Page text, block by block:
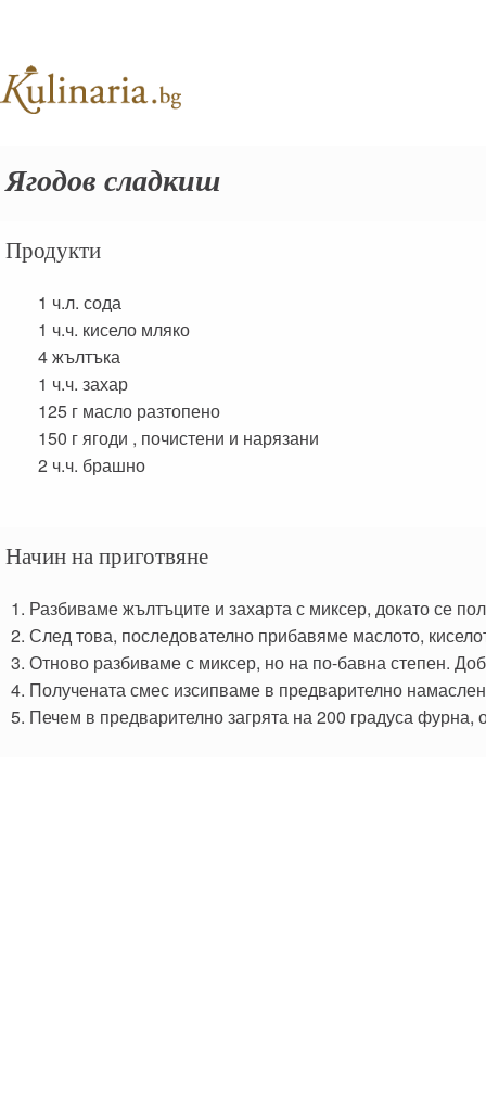
Ягодов сладкиш
Продукти
1 ч.л. сода
1 ч.ч. кисело мляко
4жълтъка
1 ч.ч. захар
125 г масло разтопено
150 гягоди , почистени и нарязани
2 ч.ч. брашно
Начин на приготвяне
Разбиваме жълтъците и захарта с миксер, докато се
След това, последователно прибавяме маслото,
Отново разбиваме с миксер, но на по-бавна степен.
Получената смес изсипваме в предварително
Печем в предварително загрята на 200 градуса фурна,